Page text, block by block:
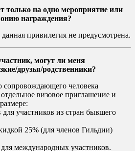
только на одно мероприятие или
награждения?
привилегия не предусмотрена.
могут ли меня
друзья/родственники?
сопровождающего человека
визовое приглашение и
участников из стран бывшего
25% (для членов Гильдии)
международных участников.